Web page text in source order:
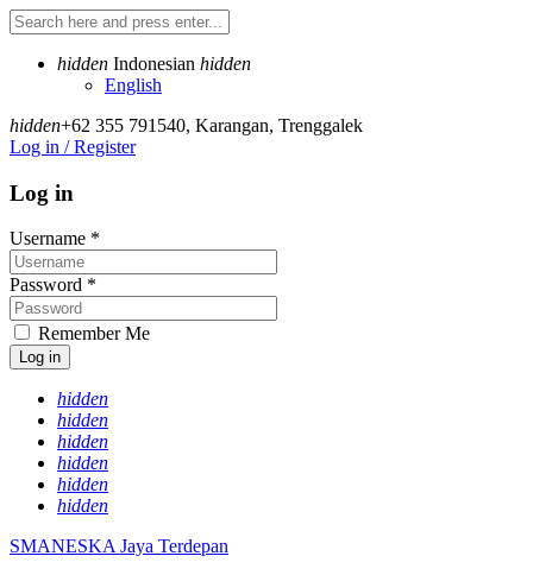
hidden Indonesian hidden
English
hidden+62 355 791540, Karangan, Trenggalek
Log in / Register
Log in
Username *
Password *
Remember Me
Log in
hidden
hidden
hidden
hidden
hidden
hidden
SMANESKA Jaya Terdepan